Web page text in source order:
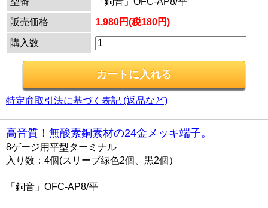
販売価格
1,980円(税180円)
購入数
特定商取引法に基づく表記 (返品など)
高音質！無酸素銅素材の24金メッキ端子。
8ゲージ用平型ターミナル
入り数：4個(スリーブ緑色2個、黒2個）
「銅音」OFC-AP8/平